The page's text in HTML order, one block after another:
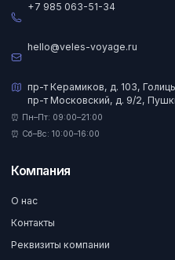
+7 985 063-51-34
hello@veles-voyage.ru
пр-т Керамиков, д. 103,
пр-т Московский, д. 9/2,
⏰ Пн–Пт: 09:00–21:00
⏰ Сб–Вс: 10:00–16:00
Компания
О нас
Контакты
Реквизиты компании